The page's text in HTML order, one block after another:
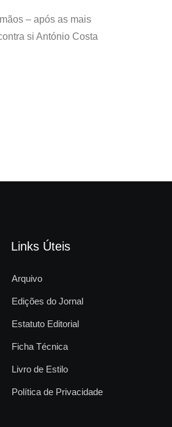
– após as mais
si António Costa
Links Úteis
Arquivo
Edições do Jornal
Estatuto Editorial
Ficha Técnica
Livro de Estilo
Política de Privacidade